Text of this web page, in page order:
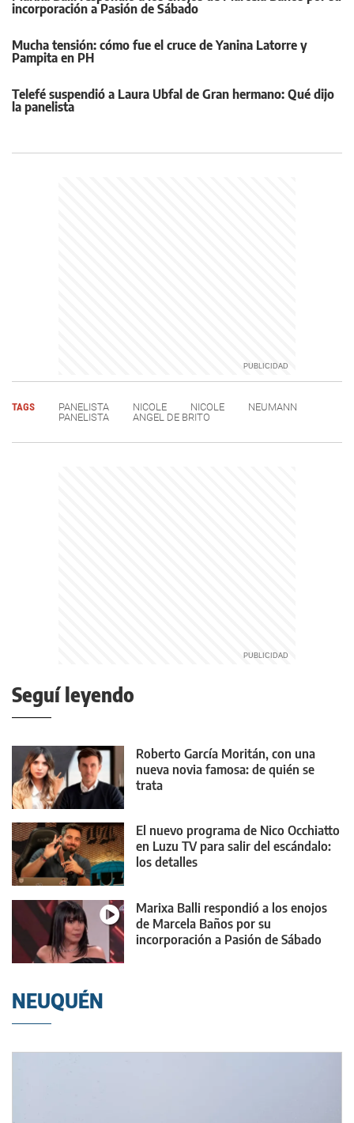
incorporación a Pasión de Sábado
Mucha tensión: cómo fue el cruce de Yanina Latorre y
Pampita en PH
Telefé suspendió a Laura Ubfal de Gran hermano: Qué dijo
la panelista
TAGS PANELISTA NICOLE NICOLE
NEUMANN
PANELISTA
ANGEL DE BRITO
Seguí leyendo
Roberto García Moritán, con una
nueva novia famosa: de quién se
trata
El nuevo programa de Nico Occhiatto
en Luzu TV para salir del escándalo:
los detalles
Marixa Balli respondió a los enojos
de Marcela Baños por su
incorporación a Pasión de Sábado
NEUQUÉN